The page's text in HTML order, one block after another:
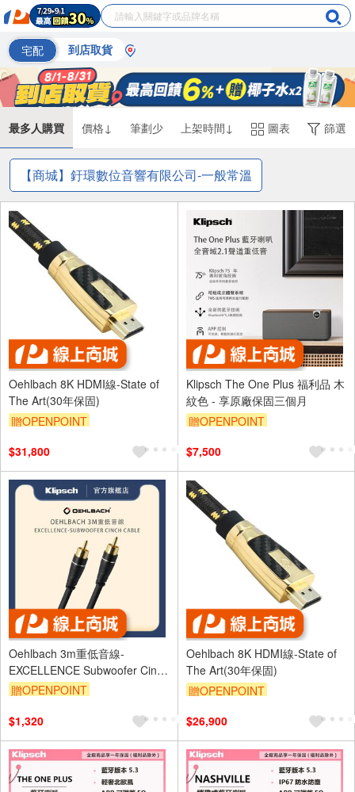
宅配 到店取貨
最多人購買 價格↓ 筆劃少 上架時間↓ 圖表 篩選
【商城】釪環數位音響有限公司-一般常溫
Oehlbach 8K HDMI線-State of
The Art(30年保固)
贈OPENPOINT
$31,800
Klipsch The One Plus 福利品 木
紋色 - 享原廠保固三個月
贈OPENPOINT
$7,500
Oehlbach 3m重低音線-
EXCELLENCE Subwoofer Cinch
cable
贈OPENPOINT
$1,320
Oehlbach 8K HDMI線-State of
The Art(30年保固)
贈OPENPOINT
$26,900